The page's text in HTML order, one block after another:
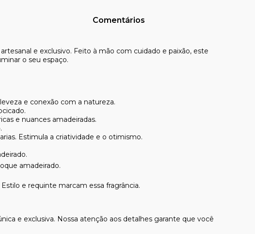
Comentários
e exclusivo. Feito à mão com cuidado e paixão, este
o seu espaço.
e conexão com a natureza.
e nuances amadeiradas.
Estimula a criatividade e o otimismo.
amadeirado.
e requinte marcam essa fragrância.
e exclusiva. Nossa atenção aos detalhes garante que você